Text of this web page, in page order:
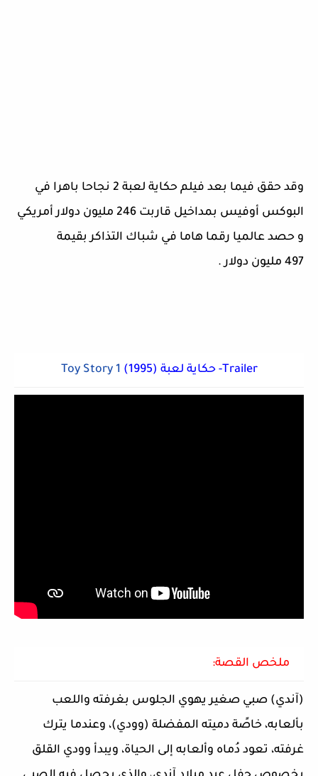
وقد حقق فيما بعد
فيلم حكاية لعبة 2 نجاحا باهرا في
البوكس أوفيس بمداخيل قاربت 246 مليون دولار أمريكي
و حصد عالميا رقما هاما في شباك التذاكر بقيمة
497 مليون دولار .
Toy Story 1 (1995) حكاية لعبة -Trailer
ملخص القصة:
(آندي) صبي صغير يهوي الجلوس بغرفته واللعب
بألعابه، خاصًة دميته المفضلة (وودي)، وعندما يترك
غرفته، تعود دُماه وألعابه إلى الحياة، ويبدأ وودي القلق